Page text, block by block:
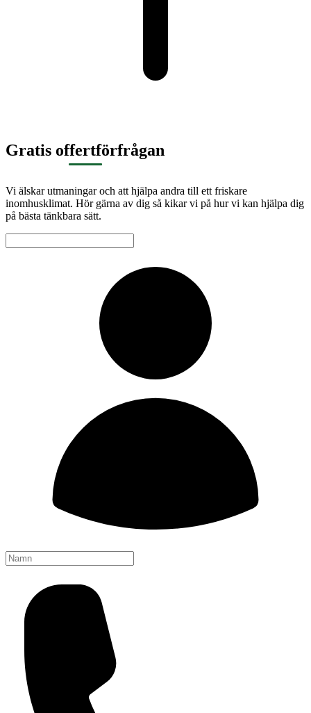
Gratis offertförfrågan
Vi älskar utmaningar och att hjälpa andra till ett friskare
inomhusklimat. Hör gärna av dig så kikar vi på hur vi kan hjälpa dig
på bästa tänkbara sätt.